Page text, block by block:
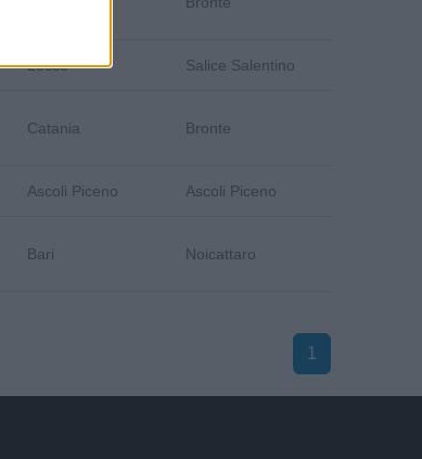
Lecce Salice Salentino
Catania Bronte
Ascoli Piceno Ascoli Piceno
Bari Noicattaro
1